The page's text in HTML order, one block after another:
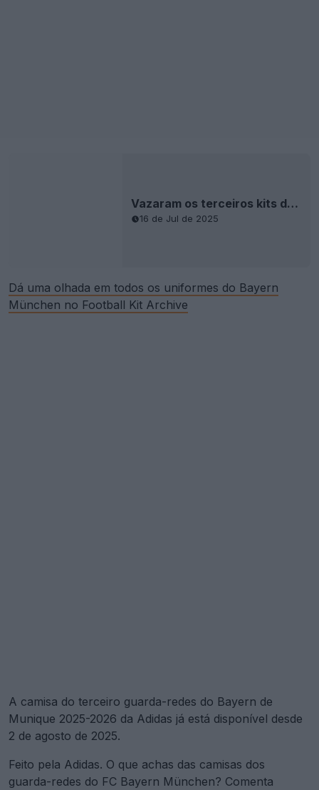
Vazaram os terceiros kits de guarda-redes Adidas 25-26 - Logotipo Trefoil
16 de Jul de 2025
Dá uma olhada em todos os uniformes do Bayern
München no Football Kit Archive
A camisa do terceiro guarda-redes do Bayern de
Munique 2025-2026 da Adidas já está disponível desde
2 de agosto de 2025.
Feito pela Adidas. O que achas das camisas dos
guarda-redes do FC Bayern München? Comenta